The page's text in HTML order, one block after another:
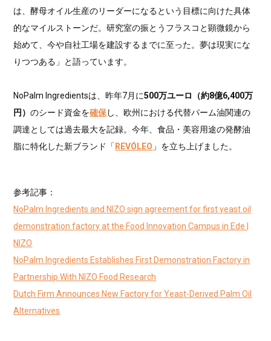
は、酵母オイル生産のリーダーになるという目標に向けた具体
的なマイルストーンだ。研究室の振とうフラスコと顕微鏡から
始めて、今や自社工場を建設するまでに至った。夢は現実にな
りつつある」と語っています。
NoPalm Ingredientsは、昨年7月に500万ユーロ（約8億6,400万
円）のシード資金を確保し、欧州における代替パーム油関連の
調達としては過去最大を記録。今年、食品・美容用途の発酵油
脂に特化した新ブランド「 REVÓLEO 」を立ち上げました。
参考記事：
NoPalm Ingredients and NIZO sign agreement for first yeast oil
demonstration factory at the Food Innovation Campus in Ede |
NIZO
NoPalm Ingredients Establishes First Demonstration Factory in
Partnership With NIZO Food Research
Dutch Firm Announces New Factory for Yeast-Derived Palm Oil
Alternatives